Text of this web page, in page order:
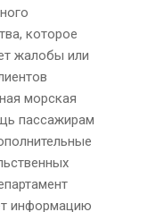
которое
жалобы или
морская
пассажирам
информацию